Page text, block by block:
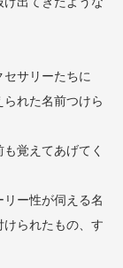
サリーたちに
れた名前つけら
覚えてあげてく
ー性が伺える名
られたもの、す